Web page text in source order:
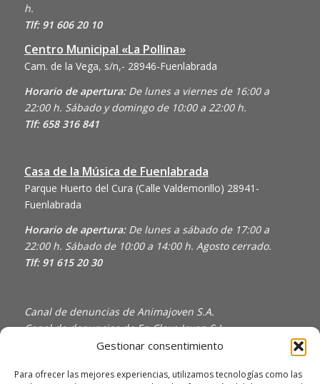
Gestionar consentimiento
Para ofrecer las mejores experiencias, utilizamos tecnologías como las
h.
Tlf: 91 606 20 10
Centro Municipal «La Pollina»
Cam. de la Vega, s/n,- 28946-Fuenlabrada
Horario de apertura: De lunes a viernes de 16:00 a
22:00 h. Sábado y domingo de 10:00 a 22:00 h.
Tlf: 658 316 841
Casa de la Música de Fuenlabrada
Parque Huerto del Cura (Calle Valdemorillo) 28941-
Fuenlabrada
Horario de apertura: De lunes a sábado de 17:00 a
22:00 h. Sábado de 10:00 a 14:00 h. Agosto cerrado.
Tlf: 91 615 20 30
Canal de denuncias de Animajoven S.A.
Canal de denuncias de En Clave Joven S.L.
Política de Privacidad y Uso de Cookies
Política de calidad